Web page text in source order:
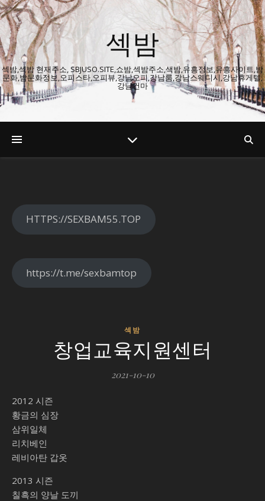
섹밤
섹밤,섹밤 현재주소, SBJUSO.SITE,쇼밤,섹밤주소,색밤,유흥정보,유흥사이트,밤
문화,밤문화정보,오피스타,오피뷰,강남오피,강남룸,강남스웨디시,강남휴게텔,
강남건마
HTTPS://SEXBAM55.TOP
https://t.me/sexbamtop
섹밤
창업교육지원센터
2021-10-10
2012 시즌
황금의 심장
삼위일체
리치베인
레비아탄 갑옷
2013 시즌
칠흑의 양날 도끼